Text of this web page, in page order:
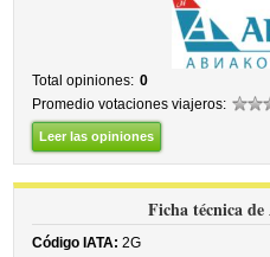
Total opiniones: 0
Promedio votaciones viajeros:
Leer las opiniones
Ficha técnica
Código IATA: 2G